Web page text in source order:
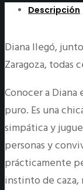
Descripción
Diana llegó,
Zaragoza, todas
Conocer a
puro. Es una
simpática y
personas y
prácticamente
instinto de caza,